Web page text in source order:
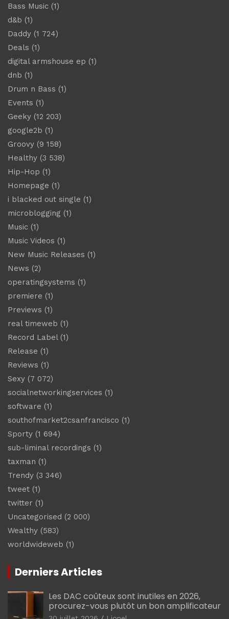
Bass Music (1)
d&b (1)
Daddy (1 724)
Deals (1)
digital armshouse ep (1)
dnb (1)
Drum n Bass (1)
Events (1)
Geeky (12 203)
google2b (1)
Groovy (9 158)
Healthy (3 538)
Hip-Hop (1)
Homepage (1)
i blacked out single (1)
microblogging (1)
Music (1)
Music Videos (1)
New Music Releases (1)
News (2)
operatingsystems (1)
premiere (1)
Previews (1)
real timeweb (1)
Record Label(1)
Release (1)
Reviews (1)
Sexy (7 072)
socialnetworkingservices (1)
software (1)
southofmarket2csanfrancisco (1)
Sporty (1 694)
sub-liminal recordings (1)
taxman (1)
Trendy (3 346)
tweet (1)
twitter (1)
Uncategorised (2 000)
Wealthy (583)
worldwideweb (1)
Derniers Articles
Les DAC coûteux sont inutiles en 2026,
procurez-vous plutôt un bon amplificateur